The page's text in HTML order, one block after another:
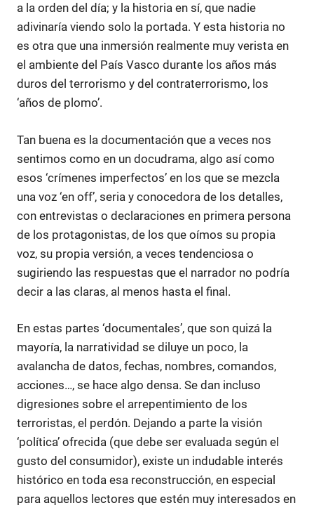
a la orden del día; y la historia en sí, que nadie
adivinaría viendo solo la portada. Y esta historia no
es otra que una inmersión realmente muy verista en
el ambiente del País Vasco durante los años más
duros del terrorismo y del contraterrorismo, los
‘años de plomo’.
Tan buena es la documentación que a veces nos
sentimos como en un docudrama, algo así como
esos ‘crímenes imperfectos’ en los que se mezcla
una voz ‘en off’, seria y conocedora de los detalles,
con entrevistas o declaraciones en primera persona
de los protagonistas, de los que oímos su propia
voz, su propia versión, a veces tendenciosa o
sugiriendo las respuestas que el narrador no podría
decir a las claras, al menos hasta el final.
En estas partes ‘documentales’, que son quizá la
mayoría, la narratividad se diluye un poco, la
avalancha de datos, fechas, nombres, comandos,
acciones…, se hace algo densa. Se dan incluso
digresiones sobre el arrepentimiento de los
terroristas, el perdón. Dejando a parte la visión
‘política’ ofrecida (que debe ser evaluada según el
gusto del consumidor), existe un indudable interés
histórico en toda esa reconstrucción, en especial
para aquellos lectores que estén muy interesados en